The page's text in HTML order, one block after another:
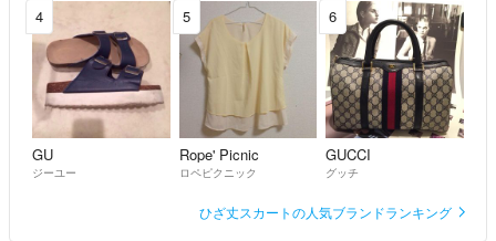
4
GU
ジーユー
5
Rope' Picnic
ロペピクニック
6
GUCCI
グッチ
ひざ丈スカートの人気ブランドランキング